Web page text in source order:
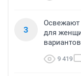
3
Освежают
для
9 419